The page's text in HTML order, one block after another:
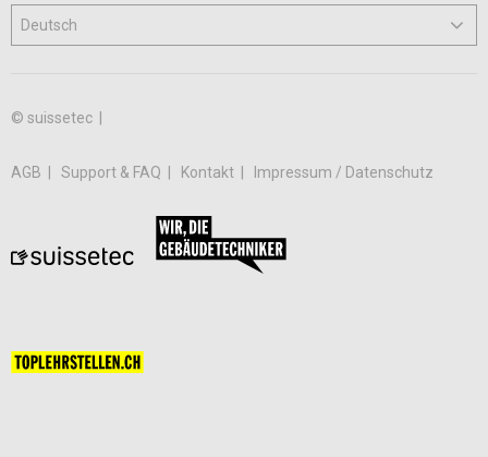
© suissetec |
AGB Support & FAQ Kontakt Impressum / Datenschutz